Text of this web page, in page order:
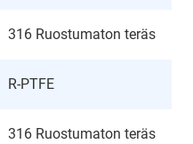
316 Ruostumaton teräs
R-PTFE
316 Ruostumaton teräs